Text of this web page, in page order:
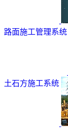
路面施工管理系统
土石方施工系统